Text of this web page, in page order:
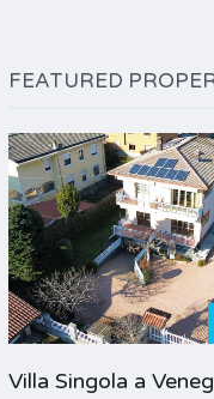
FEATURED
Villa Singola a